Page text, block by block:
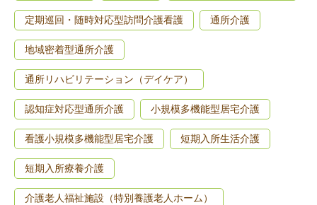
定期巡回・随時対応型訪問介護看護 通所介護
地域密着型通所介護
通所リハビリテーション（デイケア）
認知症対応型通所介護 小規模多機能型居宅介護
看護小規模多機能型居宅介護 短期入所生活介護
短期入所療養介護
介護老人福祉施設（特別養護老人ホーム）